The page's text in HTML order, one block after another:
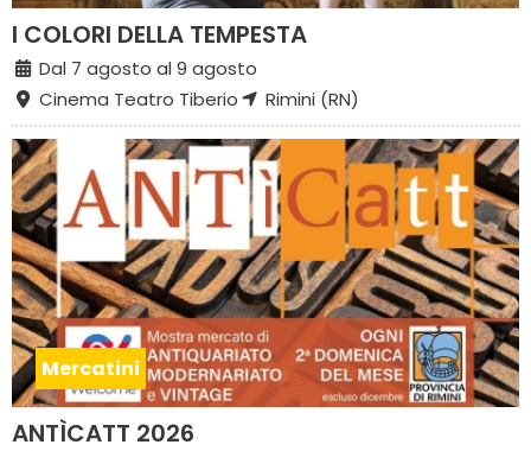
I COLORI DELLA TEMPESTA
Dal 7 agosto al 9 agosto
Cinema Teatro Tiberio
Rimini (RN)
Mercatini
ANTÌCATT 2026